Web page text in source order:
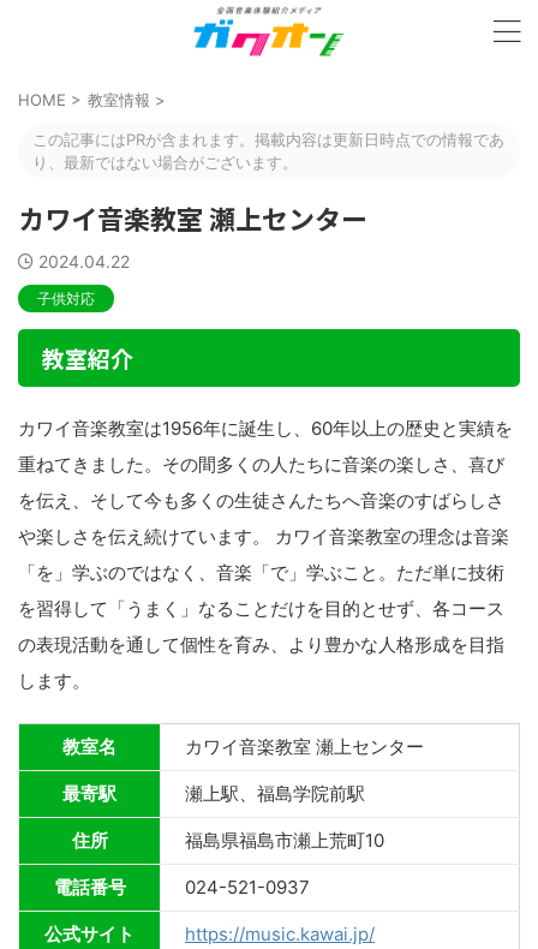
HOME > 教室情報 >
この記事にはPRが含まれます。掲載内容は更新日時点での情報であ
り、最新ではない場合がございます。
カワイ音楽教室 瀬上センター
2024.04.22
子供対応
教室紹介
カワイ音楽教室は1956年に誕生し、60年以上の歴史と実績を
重ねてきました。その間多くの人たちに音楽の楽しさ、喜び
を伝え、そして今も多くの生徒さんたちへ音楽のすばらしさ
や楽しさを伝え続けています。 カワイ音楽教室の理念は音楽
「を」学ぶのではなく、音楽「で」学ぶこと。ただ単に技術
を習得して「うまく」なることだけを目的とせず、各コース
の表現活動を通して個性を育み、より豊かな人格形成を目指
します。
教室名 カワイ音楽教室 瀬上センター
最寄駅 瀬上駅、福島学院前駅
住所 福島県福島市瀬上荒町10
電話番号 024-521-0937
公式サイト https://music.kawai.jp/